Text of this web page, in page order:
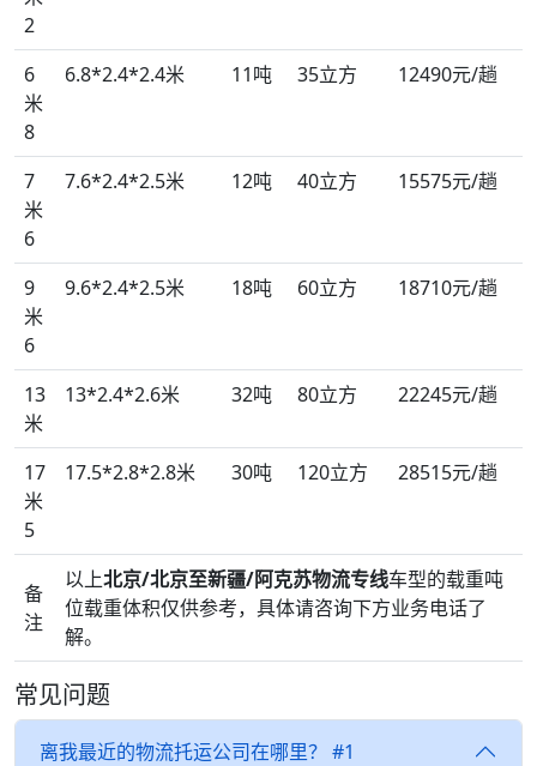
2
6
米
8
6.8*2.4*2.4米 11吨 35立方 12490元/趟
7
米
6
7.6*2.4*2.5米 12吨 40立方 15575元/趟
9
米
6
9.6*2.4*2.5米 18吨 60立方 18710元/趟
13
米
13*2.4*2.6米 32吨 80立方 22245元/趟
17
米
5
17.5*2.8*2.8米 30吨 120立方 28515元/趟
备
注
以上北京/北京至新疆/阿克苏物流专线车型的载重吨
位载重体积仅供参考，具体请咨询下方业务电话了
解。
常见问题
离我最近的物流托运公司在哪里？ #1